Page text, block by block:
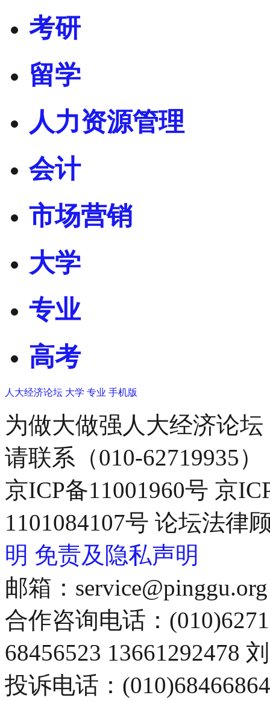
考研
留学
人力资源管理
会计
市场营销
大学
专业
高考
人大经济论坛 大学 专业 手机版
为做大做强人大经济论
请联系（010-62719935）
京ICP备11001960号 京
1101084107号 论坛法律
明 免责及隐私声明
邮箱：service@pinggu.org
合作咨询电话：
68456523 13661292478
投诉电话：